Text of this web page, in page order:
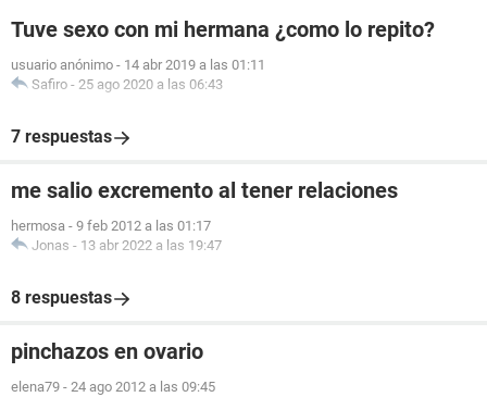
Tuve sexo con mi hermana ¿como lo repito?
usuario anónimo - 14 abr 2019 a las 01:11
Safiro - 25 ago 2020 a las 06:43
7 respuestas
me salio excremento al tener relaciones
hermosa - 9 feb 2012 a las 01:17
Jonas - 13 abr 2022 a las 19:47
8 respuestas
pinchazos en ovario
elena79 - 24 ago 2012 a las 09:45